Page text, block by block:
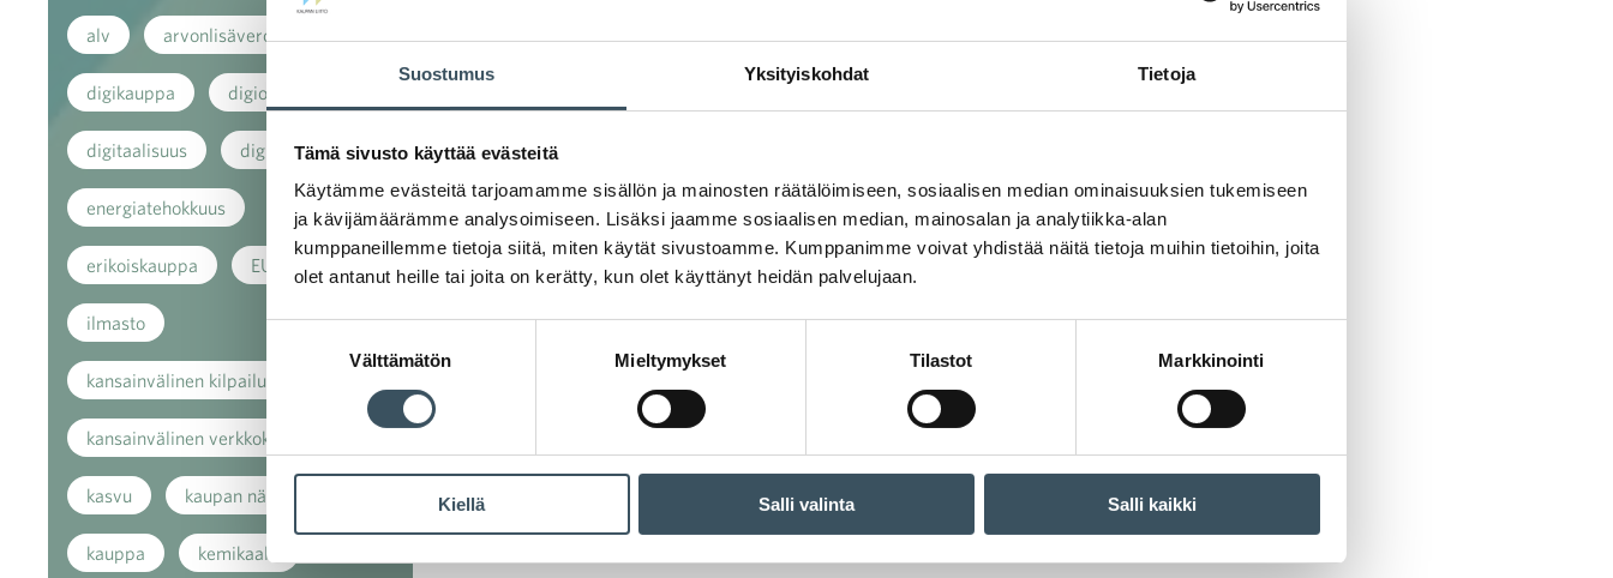
Suostumus Yksityiskohdat Tietoja
Tämä sivusto käyttää evästeitä
Käytämme evästeitä tarjoamamme sisällön ja mainosten räätälöimiseen, sosiaalisen median ominaisuuksien tukemiseen
ja kävijämäärämme analysoimiseen. Lisäksi jaamme sosiaalisen median, mainosalan ja analytiikka-alan
kumppaneillemme tietoja siitä, miten käytät sivustoamme. Kumppanimme voivat yhdistää näitä tietoja muihin tietoihin, joita
olet antanut heille tai joita on kerätty, kun olet käyttänyt heidän palvelujaan.
valinta
Välttämätön Mieltymykset Tilastot Markkinointi
Kiellä Salli valinta Salli kaikki
alv arvonlisävero
digikauppa digiostaminen
digitaalisuus digitalisaatio
energiatehokkuus
erikoiskauppa EU
ilmasto
kansainvälinen kilpailu
kansainvälinen verkkokauppa
kasvu kaupan näkymät
kauppa kemikaalit